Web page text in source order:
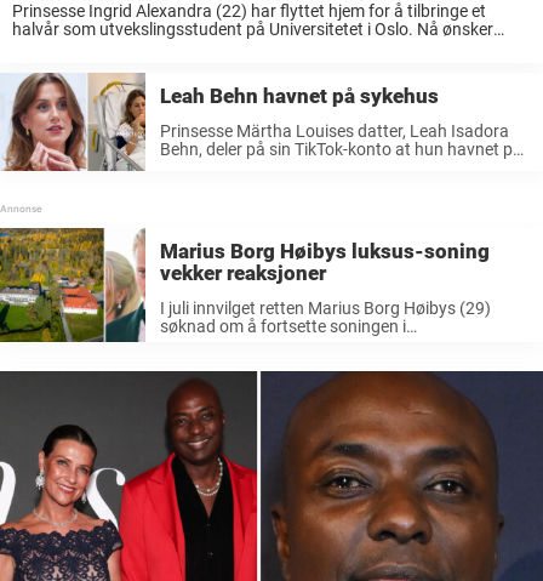
Prinsesse Ingrid Alexandra (22) har flyttet hjem for å tilbringe et
halvår som utvekslingsstudent på Universitetet i Oslo. Nå ønsker
Leah Behn havnet på sykehus
Prinsesse Märtha Louises datter, Leah Isadora
Behn, deler på sin TikTok-konto at hun havnet på
Marius Borg Høibys luksus-soning
vekker reaksjoner
I juli innvilget retten Marius Borg Høibys (29)
søknad om å fortsette soningen i
reaksjoner. Det var tidligere i år at den mye
omtalte rettssaken rundt Marius Borg ...